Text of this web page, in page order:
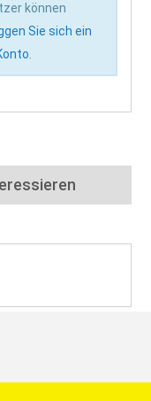
können
Sie sich ein
.